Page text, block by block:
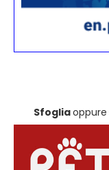
Sfogliaoppure